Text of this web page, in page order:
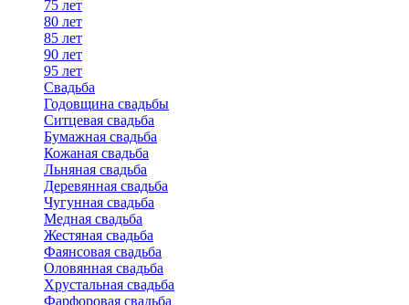
75 лет
80 лет
85 лет
90 лет
95 лет
Свадьба
Годовщина свадьбы
Ситцевая свадьба
Бумажная свадьба
Кожаная свадьба
Льняная свадьба
Деревянная свадьба
Чугунная свадьба
Медная свадьба
Жестяная свадьба
Фаянсовая свадьба
Оловянная свадьба
Хрустальная свадьба
Фарфоровая свадьба